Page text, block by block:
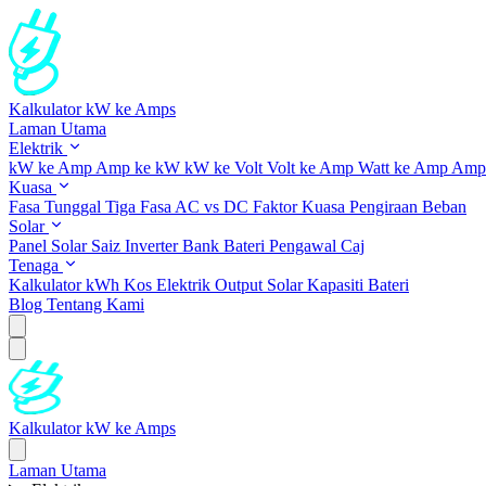
Kalkulator kW ke Amps
Laman Utama
Elektrik
kW ke Amp Amp ke kW kW ke Volt Volt ke Amp Watt ke Amp
Kuasa
Fasa Tunggal Tiga Fasa AC vs DC Faktor Kuasa Pengiraan Beban
Solar
Panel Solar Saiz InverterBank Bateri Pengawal Caj
Tenaga
Kalkulator kWh Kos Elektrik Output SolarKapasiti Bateri
Blog Tentang Kami
Kalkulator kW ke Amps
Laman Utama